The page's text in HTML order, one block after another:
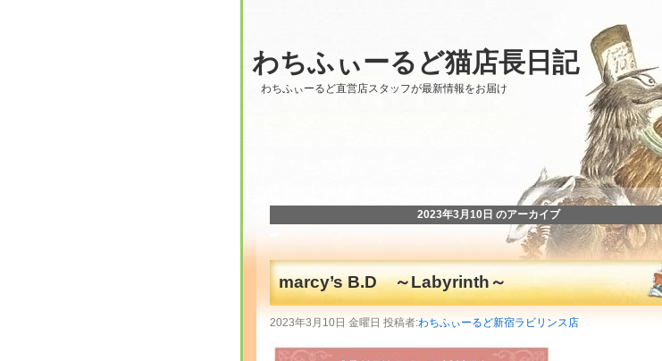
わちふぃーるど猫店長日記
わちふぃーるど直営店スタッフが最新情報をお届け
2023年3月10日 のアーカイブ
marcy’s B.D ～Labyrinth～
2023年3月10日 金曜日 投稿者:わちふぃーるど新宿ラビリンス店